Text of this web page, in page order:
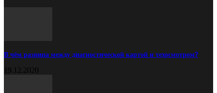
В чём разница между диагностической картой и техосмотром?
19.12.2020